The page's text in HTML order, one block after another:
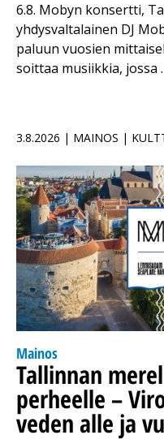
6.8. Mobyn konsertti,
yhdysvaltalainen DJ
paluun vuosien
soittaa musiikkia, jossa
3.8.2026 | MAINOS |
Mainos
Tallinnan
perheelle –
veden alle ja